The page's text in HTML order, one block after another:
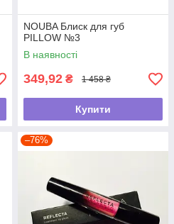
NOUBA Блиск для губ
PILLOW №3
В наявності
349,92 ₴ 1 458 ₴
Купити
–76%